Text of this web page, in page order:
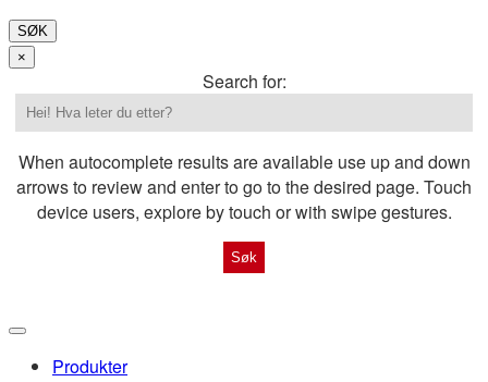
SØK
×
Search for:
When autocomplete results are available use up and down
arrows to review and enter to go to the desired page. Touch
device users, explore by touch or with swipe gestures.
Produkter